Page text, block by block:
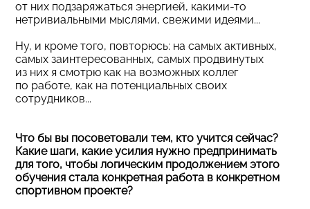
от них подзаряжаться энергией, какими-то
нетривиальными мыслями, свежими идеями...
Ну, и кроме того, повторюсь: на самых активных,
самых заинтересованных, самых продвинутых
из них я смотрю как на возможных коллег
по работе, как на потенциальных своих
сотрудников...
Что бы вы посоветовали тем, кто учится сейчас?
Какие шаги, какие усилия нужно предпринимать
для того, чтобы логическим продолжением этого
обучения стала конкретная работа в конкретном
спортивном проекте?